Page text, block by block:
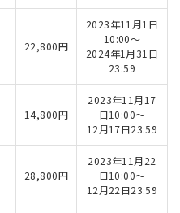
22,800円
2023年11月1日
10:00～
2024年1月31日
23:59
14,800円
2023年11月17
日10:00～
12月17日23:59
28,800円
2023年11月22
日10:00～
12月22日23:59